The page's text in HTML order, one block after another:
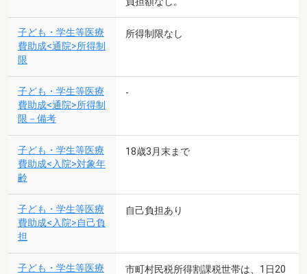
子ども・学生等医療
費助成<通院>所得制
限
所得制限なし
子ども・学生等医療
費助成<通院>所得制
限－備考
-
子ども・学生等医療
費助成<入院>対象年
齢
18歳3月末まで
子ども・学生等医療
費助成<入院>自己負
担
自己負担あり
子ども・学生等医療
市町村民税所得割課税世帯は、1日20